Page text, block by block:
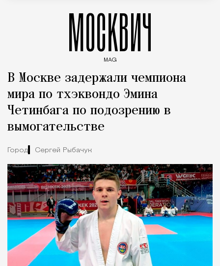
МОСКВИЧ
MAG
В Москве задержали чемпиона
мира по тхэквондо Эмина
Четинбага по подозрению в
вымогательстве
Город Сергей Рыбачук